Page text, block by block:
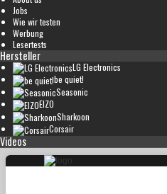
Jobs
Wie wir testen
Werbung
Lesertests
Hersteller
LG Electronics
be quiet!
Seasonic
EIZO
Sharkoon
Corsair
Videos